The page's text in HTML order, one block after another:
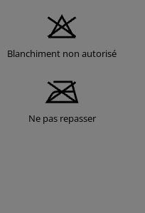
Blanchiment non autorisé
Ne pas repasser